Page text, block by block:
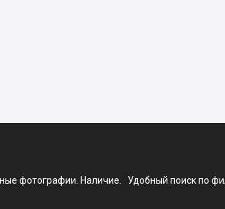
фотографии. Наличие. Удобный поиск по